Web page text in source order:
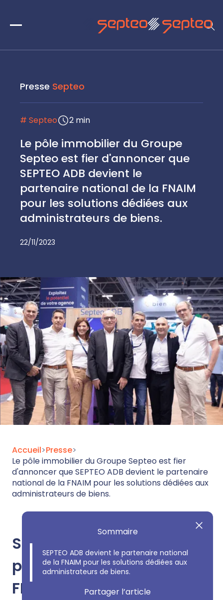
Presse Septeo
# Septeo 2 min
Le pôle immobilier du Groupe
Septeo est fier d'annoncer que
SEPTEO ADB devient le
partenaire national de la FNAIM
pour les solutions dédiées aux
administrateurs de biens.
22/11/2023
Accueil>Presse>
Le pôle immobilier du Groupe Septeo est fier
d'annoncer que SEPTEO ADB devient le partenaire
national de la FNAIM pour les solutions dédiées aux
administrateurs de biens.
Sommaire
SEPTEO ADB devient le partenaire national
de la FNAIM pour les solutions dédiées aux
administrateurs de biens.
Partager l’article
SEPTEO ADB devient le
partenaire national de la
FNAIM pour les solutions